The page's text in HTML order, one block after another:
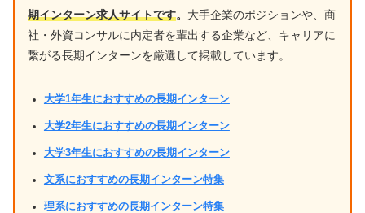
期インターン求人サイトです。 大手企業のポジションや、商
社・外資コンサルに内定者を輩出する企業など、キャリアに
繋がる長期インターンを厳選して掲載しています。
大学1年生におすすめの長期インターン
大学2年生におすすめの長期インターン
大学3年生におすすめの長期インターン
文系におすすめの長期インターン特集
理系におすすめの長期インターン特集